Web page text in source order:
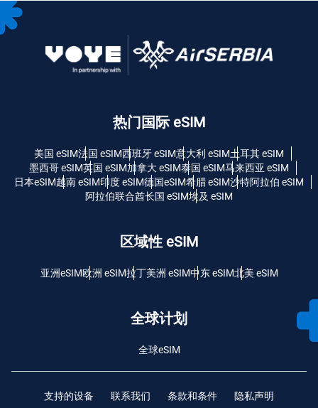
热门国际 eSIM
美国 eSIM法国 eSIM西班牙 eSIM意大利 eSIM土耳其 eSIM
墨西哥 eSIM英国 eSIM加拿大 eSIM泰国 eSIM马来西亚 eSIM
日本eSIM越南 eSIM印度 eSIM德国eSIM希腊 eSIM沙特阿拉伯 eSIM
阿拉伯联合酋长国 eSIM埃及 eSIM
区域性 eSIM
亚洲eSIM欧洲 eSIM拉丁美洲 eSIM中东 eSIM北美 eSIM
全球计划
全球eSIM
支持的设备 联系我们 条款和条件 隐私声明